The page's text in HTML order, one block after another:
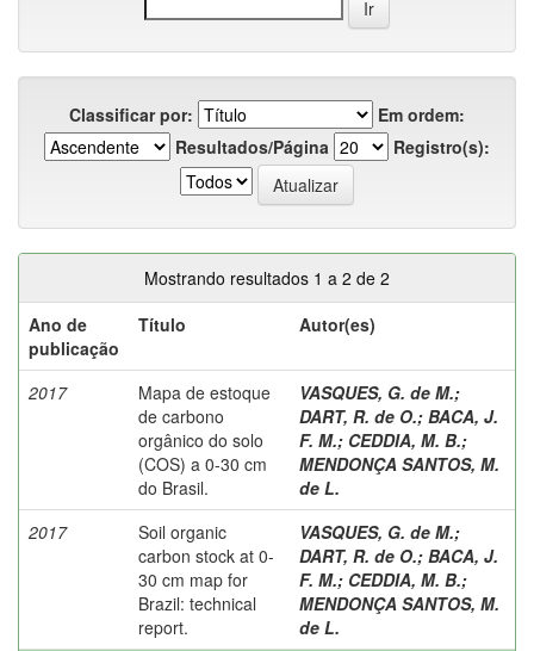
Classificar por:
Em ordem:
Resultados/Página
Registro(s):
Mostrando resultados 1 a 2 de 2
Ano de
publicação
Título Autor(es)
2017
Mapa de estoque
de carbono
orgânico do solo
(COS) a 0-30 cm
do Brasil.
VASQUES, G. de M.;
DART, R. de O.; BACA, J.
F. M.; CEDDIA, M. B.;
MENDONÇA SANTOS, M.
de L.
2017
Soil organic
carbon stock at 0-
30 cm map for
Brazil: technical
report.
VASQUES, G. de M.;
DART, R. de O.; BACA, J.
F. M.; CEDDIA, M. B.;
MENDONÇA SANTOS, M.
de L.